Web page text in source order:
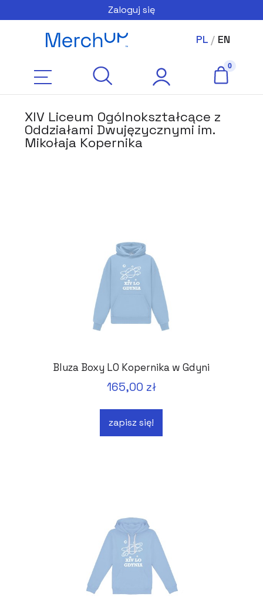
Zaloguj się
PL/ EN
XIV Liceum Ogólnokształcące z
Oddziałami Dwujęzycznymi im.
Mikołaja Kopernika
Bluza Boxy LO Kopernika w Gdyni
165,00 zł
zapisz się!